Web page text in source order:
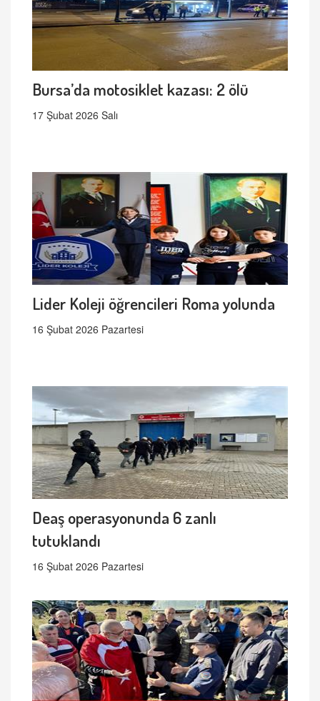
Bursa’da motosiklet kazası: 2 ölü
17 Şubat 2026 Salı
Lider Koleji öğrencileri Roma yolunda
16 Şubat 2026 Pazartesi
Deaş operasyonunda 6 zanlı
tutuklandı
16 Şubat 2026 Pazartesi